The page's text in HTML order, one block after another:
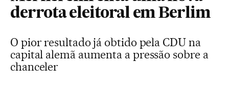
derrota eleitoral em Berlim
O pior resultado já obtido pela CDU na
capital alemã aumenta a pressão sobre a
chanceler